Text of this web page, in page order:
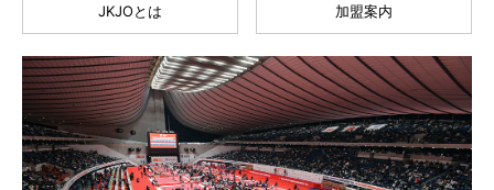
JKJOとは 加盟案内